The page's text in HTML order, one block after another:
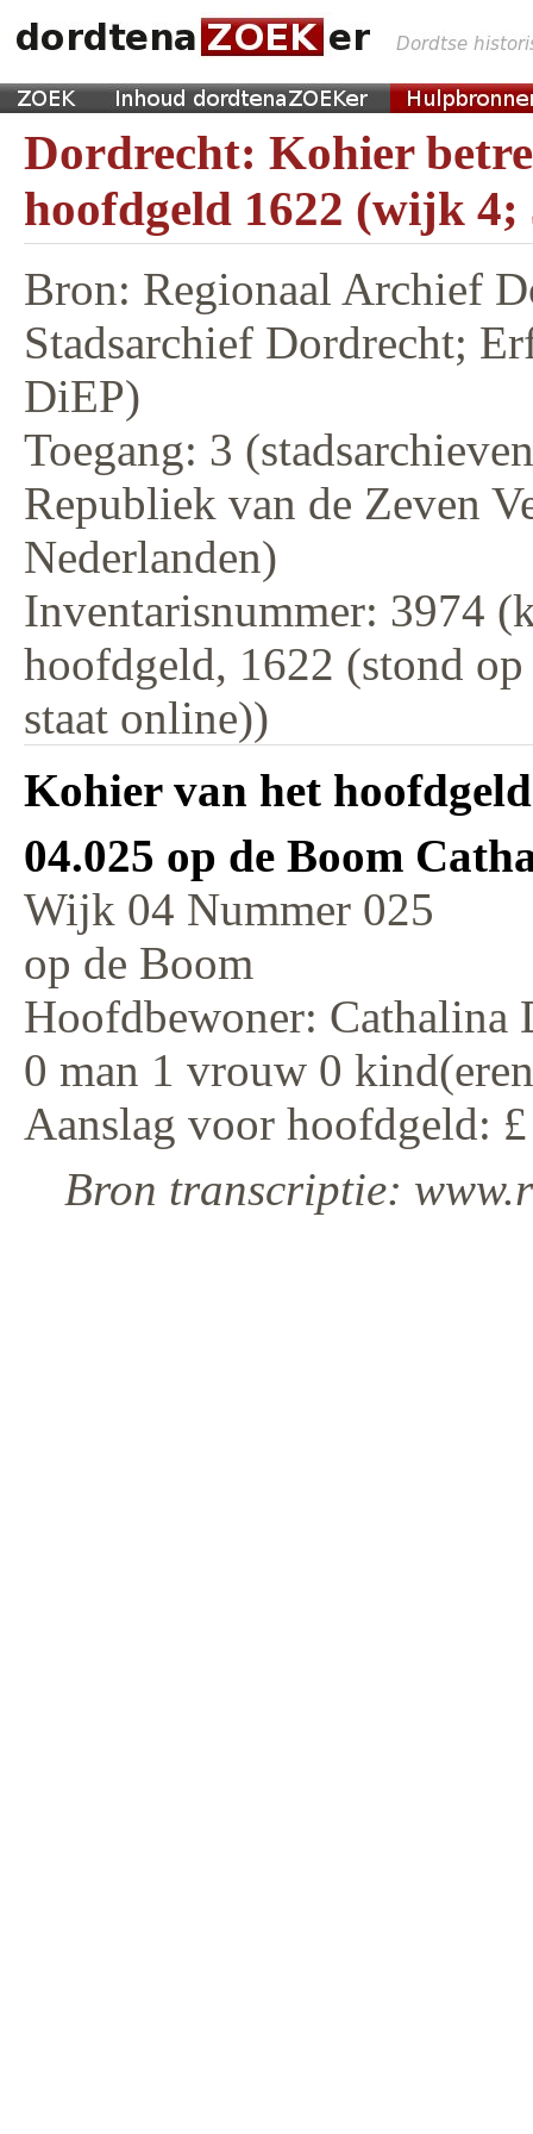
Dordrecht: Kohier
hoofdgeld 1622 (wijk 4;
Bron: Regionaal Archief
Stadsarchief Dordrecht;
DiEP)
Toegang: 3
Republiek van de Zeven
Nederlanden)
Inventarisnummer: 3974
hoofdgeld, 1622 (stond
staat online))
Kohier van het
04.025 op de Boom
Wijk 04 Nummer 025
op de Boom
Hoofdbewoner: Cathalina
0 man 1 vrouw 0
Aanslag voor hoofdgeld:
Bron transcriptie: